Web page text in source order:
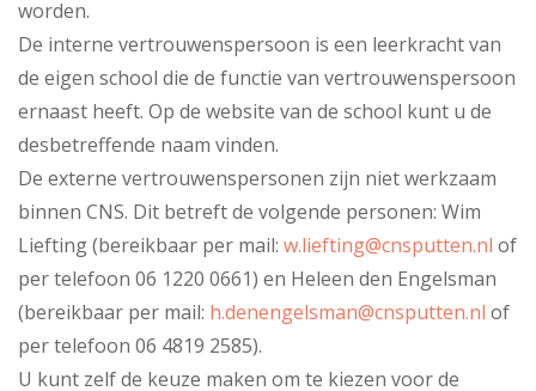
worden.
De interne vertrouwenspersoon is een leerkracht van
de eigen school die de functie van vertrouwenspersoon
ernaast heeft. Op de website van de school kunt u de
desbetreffende naam vinden.
De externe vertrouwenspersonen zijn niet werkzaam
binnen CNS. Dit betreft de volgende personen: Wim
Liefting (bereikbaar per mail: w.liefting@cnsputten.nl of
per telefoon 06 1220 0661) en Heleen den Engelsman
(bereikbaar per mail: h.denengelsman@cnsputten.nl of
per telefoon 06 4819 2585).
U kunt zelf de keuze maken om te kiezen voor de